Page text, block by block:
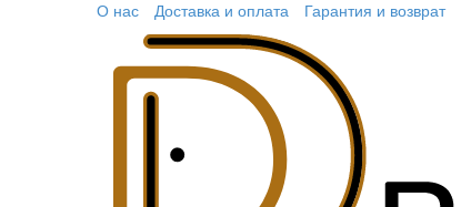
О нас Доставка и оплата Гарантия и возврат